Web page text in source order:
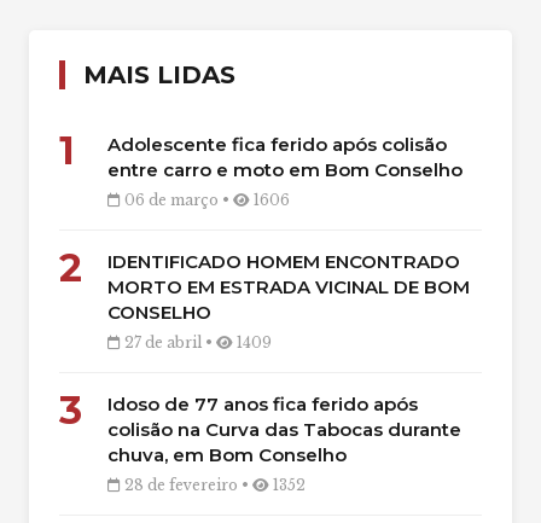
MAIS LIDAS
1
Adolescente fica ferido após colisão
entre carro e moto em Bom Conselho
06 de março • 1606
2
IDENTIFICADO HOMEM ENCONTRADO
MORTO EM ESTRADA VICINAL DE BOM
CONSELHO
27 de abril • 1409
3
Idoso de 77 anos fica ferido após
colisão na Curva das Tabocas durante
chuva, em Bom Conselho
28 de fevereiro • 1352